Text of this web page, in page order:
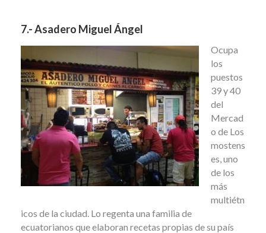
7.- Asadero Miguel Ángel
Ocupa
los
puestos
39 y 40
del
Mercad
o de Los
mostens
es, uno
de los
más
multiétn
icos de la ciudad. Lo regenta una familia de
ecuatorianos que elaboran recetas propias de su país